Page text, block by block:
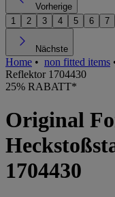
Vorherige
1
2 3 4 5 6 7
Nächste
Home • non fitted items
Reflektor 1704430
25% RABATT*
Original
1704430